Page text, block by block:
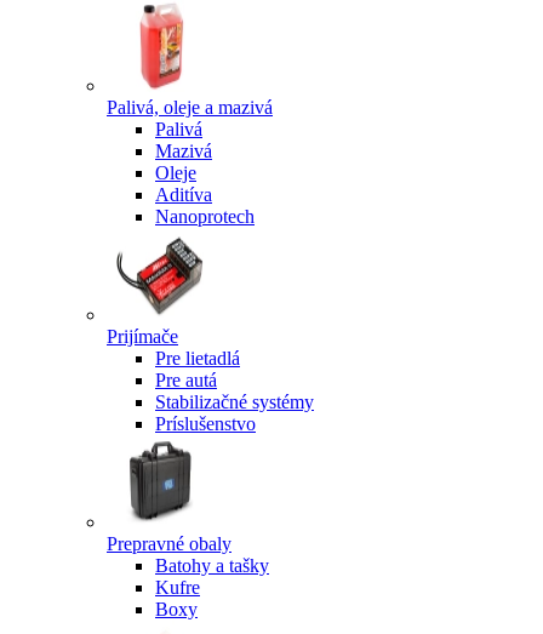
Palivá, oleje a mazivá
Palivá
Mazivá
Oleje
Aditíva
Nanoprotech
Prijímače
Pre lietadlá
Pre autá
Stabilizačné systémy
Príslušenstvo
Prepravné obaly
Batohy a tašky
Kufre
Boxy